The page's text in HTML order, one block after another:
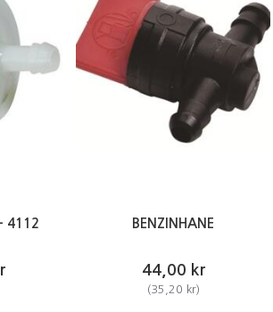
4112 BENZINHANE
44,00 kr
(35,20 kr)